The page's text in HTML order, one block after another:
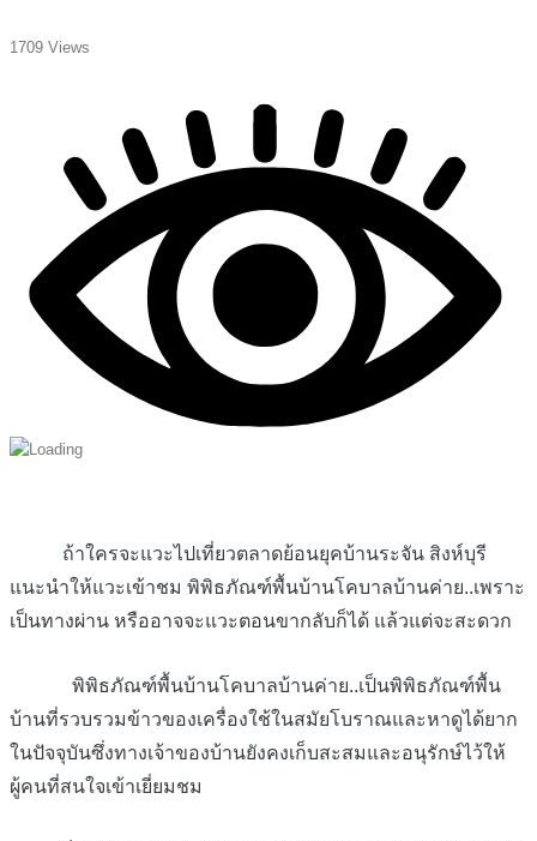
1709 Views
ถ้าใครจะแวะไปเที่ยวตลาดย้อนยุคบ้านระจัน สิงห์บุรี
แนะนำให้แวะเข้าชม พิพิธภัณฑ์พื้นบ้านโคบาลบ้านค่าย..เพราะ
เป็นทางผ่าน หรืออาจจะแวะตอนขากลับก็ได้ แล้วแต่จะสะดวก
พิพิธภัณฑ์พื้นบ้านโคบาลบ้านค่าย..เป็นพิพิธภัณฑ์พื้น
บ้านที่รวบรวมข้าวของเครื่องใช้ในสมัยโบราณและหาดูได้ยาก
ในปัจจุบันซึ่งทางเจ้าของบ้านยังคงเก็บสะสมและอนุรักษ์ไว้ให้
ผู้คนที่สนใจเข้าเยี่ยมชม